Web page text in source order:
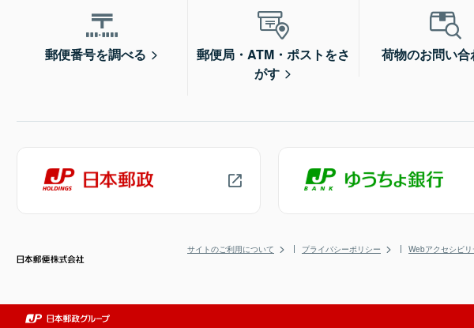
郵便番号を調べる
郵便局・ATM・ポストをさ
がす
荷物のお問い合
サイトのご利用について プライバシーポリシー Webアクセシビ